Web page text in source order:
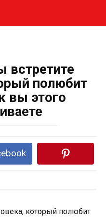
полюбит
вы этого
который полюбит